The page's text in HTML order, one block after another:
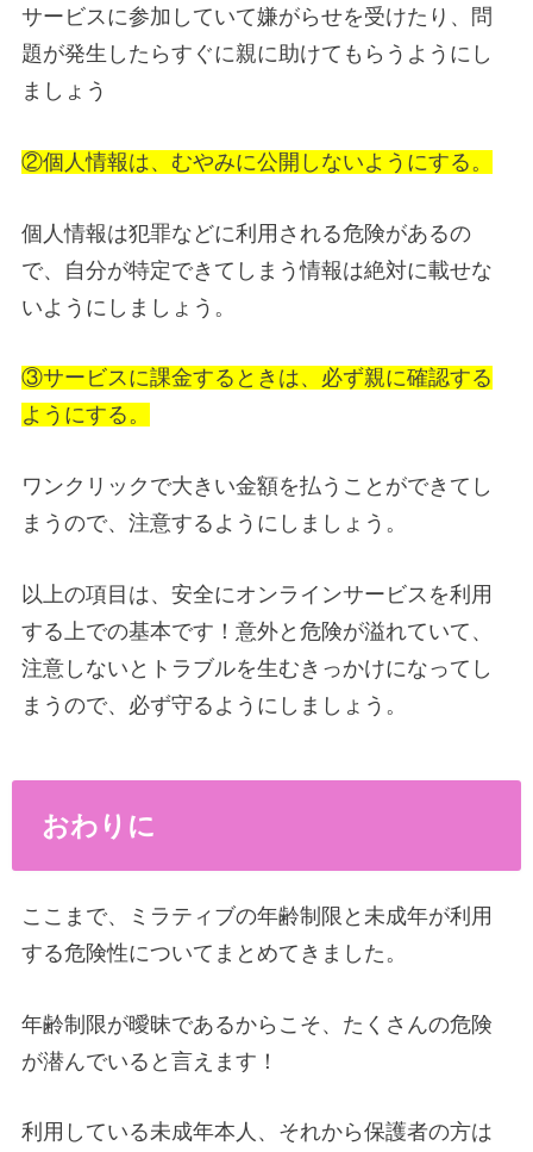
サービスに参加していて嫌がらせを受けたり、問
題が発生したらすぐに親に助けてもらうようにし
ましょう
②個人情報は、むやみに公開しないようにする。
個人情報は犯罪などに利用される危険があるの
で、自分が特定できてしまう情報は絶対に載せな
いようにしましょう。
③サービスに課金するときは、必ず親に確認する
ようにする。
ワンクリックで大きい金額を払うことができてし
まうので、注意するようにしましょう。
以上の項目は、安全にオンラインサービスを利用
する上での基本です！意外と危険が溢れていて、
注意しないとトラブルを生むきっかけになってし
まうので、必ず守るようにしましょう。
おわりに
ここまで、ミラティブの年齢制限と未成年が利用
する危険性についてまとめてきました。
年齢制限が曖昧であるからこそ、たくさんの危険
が潜んでいると言えます！
利用している未成年本人、それから保護者の方は